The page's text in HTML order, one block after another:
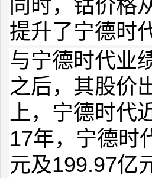
同时，钴价格
提升了宁德时
与宁德时代业
之后，其股价
上，宁德时代
17年，宁德时
元及199.97亿